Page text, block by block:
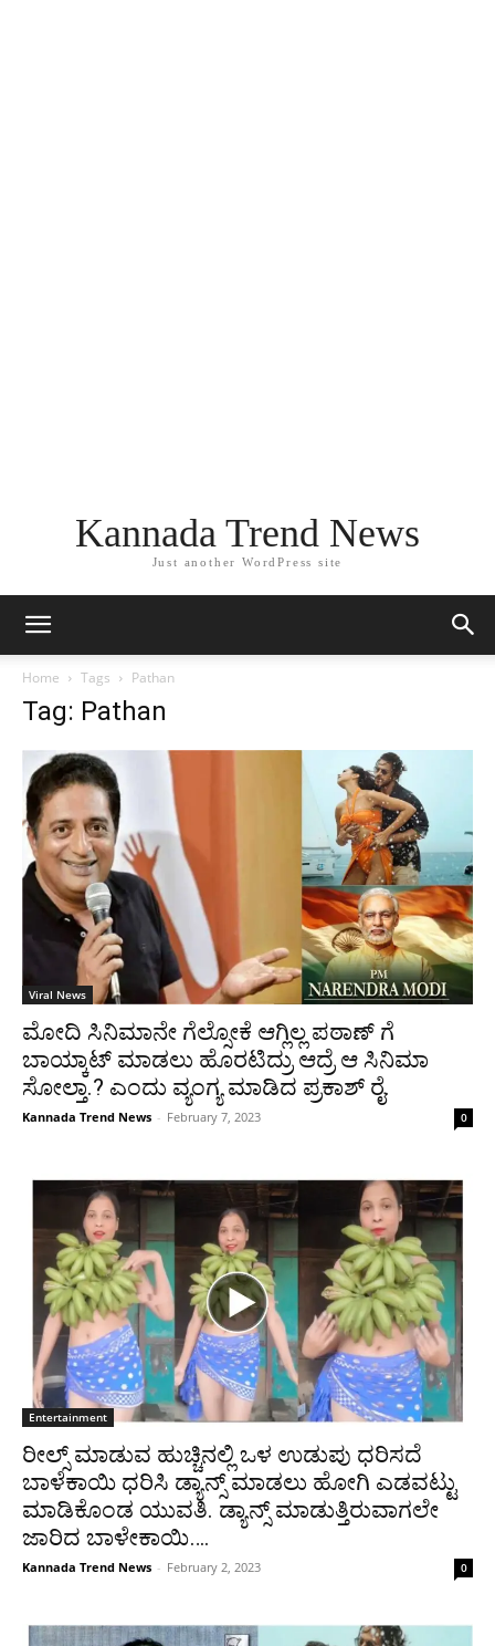
Kannada Trend News
Just another WordPress site
Home Tags Pathan
Tag: Pathan
Viral News
ಮೋದಿ ಸಿನಿಮಾನೇ ಗೆಲ್ಸೋಕೆ ಆಗ್ಲಿಲ್ಲ ಪಠಾಣ್ ಗೆ
ಬಾಯ್ಕಾಟ್ ಮಾಡಲು ಹೊರಟಿದ್ರು ಆದ್ರೆ ಆ ಸಿನಿಮಾ
ಸೋಲ್ತಾ.? ಎಂದು ವ್ಯಂಗ್ಯ ಮಾಡಿದ ಪ್ರಕಾಶ್ ರೈ.
Kannada Trend News - February 7, 2023 0
Entertainment
ರೀಲ್ಸ್ ಮಾಡುವ ಹುಚ್ಚಿನಲ್ಲಿ ಒಳ ಉಡುಪು ಧರಿಸದೆ
ಬಾಳೆಕಾಯಿ ಧರಿಸಿ ಡ್ಯಾನ್ಸ್ ಮಾಡಲು ಹೋಗಿ ಎಡವಟ್ಟು
ಮಾಡಿಕೊಂಡ ಯುವತಿ. ಡ್ಯಾನ್ಸ್ ಮಾಡುತ್ತಿರುವಾಗಲೇ
ಜಾರಿದ ಬಾಳೇಕಾಯಿ….
Kannada Trend News - February 2, 2023 0